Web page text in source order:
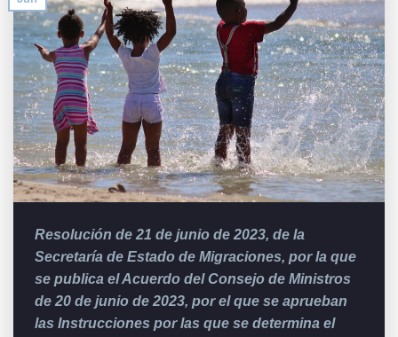
Resolución de 21 de junio de 2023, de la
Secretaría de Estado de Migraciones, por la que
se publica el Acuerdo del Consejo de Ministros
de 20 de junio de 2023, por el que se aprueban
las Instrucciones por las que se determina el